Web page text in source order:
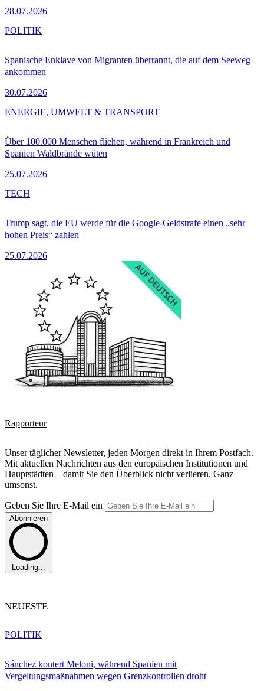
28.07.2026
Spanische Enklave von Migranten überrannt, die auf dem Seeweg
ankommen
30.07.2026
POLITIK
Über 100.000 Menschen fliehen, während in Frankreich und
Spanien Waldbrände wüten
25.07.2026
ENERGIE, UMWELT & TRANSPORT
Trump sagt, die EU werde für die Google-Geldstrafe einen „sehr
hohen Preis“ zahlen
25.07.2026
TECH
Rapporteur
Unser täglicher Newsletter, jeden Morgen direkt in Ihrem Postfach.
Mit aktuellen Nachrichten aus den europäischen Institutionen und
Hauptstädten – damit Sie den Überblick nicht verlieren. Ganz
umsonst.
Geben Sie Ihre E-Mail ein
Abonnieren
Loading...
NEUESTE
Sánchez kontert Meloni, während Spanien mit
Vergeltungsmaßnahmen wegen Grenzkontrollen droht
POLITIK